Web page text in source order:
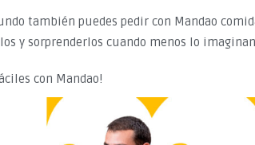
también puedes pedir con Mandao
y sorprenderlos cuando menos lo
con Mandao!